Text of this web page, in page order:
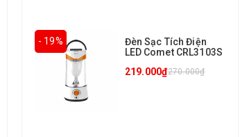
- 19%
Đèn Sạc Tích Điện
LED Comet CRL3103S
270.000₫
219.000₫